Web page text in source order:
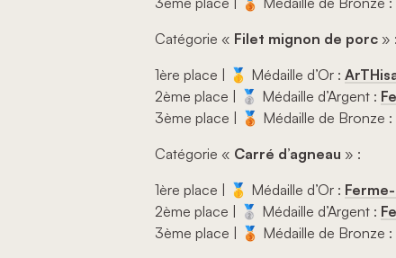
Catégorie « Filet mignon de porc » :
1ère place | 🥇 Médaille d’Or :
2ème place | 🥈 Médaille d’Argent :
3ème place | 🥉 Médaille de Bronze :
Catégorie « Carré d’agneau » :
1ère place | 🥇 Médaille d’Or :
2ème place | 🥈 Médaille d’Argent :
3ème place | 🥉 Médaille de Bronze :